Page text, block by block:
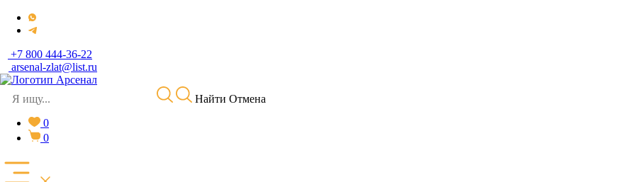
+7 800 444-36-22
arsenal-zlat@list.ru
Найти Отмена
0
0